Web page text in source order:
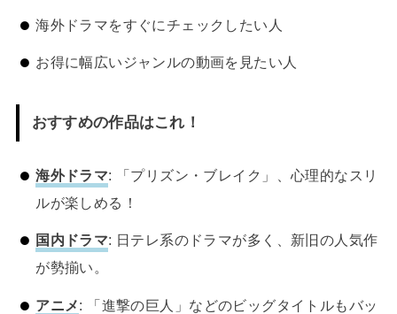
海外ドラマをすぐにチェックしたい人
お得に幅広いジャンルの動画を見たい人
おすすめの作品はこれ！
海外ドラマ: 「プリズン・ブレイク」、心理的なスリ
ルが楽しめる！
国内ドラマ: 日テレ系のドラマが多く、新旧の人気作
が勢揃い。
アニメ: 「進撃の巨人」などのビッグタイトルもバッ